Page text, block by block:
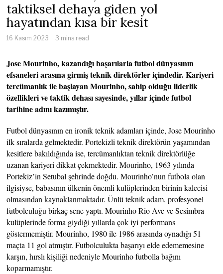
taktiksel dehaya giden yol
hayatından kısa bir kesit
16 Kasım 2023 3 mins read
Jose Mourinho, kazandığı başarılarla futbol dünyasının
efsaneleri arasına girmiş teknik direktörler içindedir. Kariyeri
tercümanlık ile başlayan Mourinho, sahip olduğu liderlik
özellikleri ve taktik dehası sayesinde, yıllar içinde futbol
tarihine adını kazımıştır.
Futbol dünyasının en ironik teknik adamları içinde, Jose Mourinho
ilk sıralarda gelmektedir. Portekizli teknik direktörün yaşamından
kesitlere bakıldığında ise, tercümanlıktan teknik direktörlüğe
uzanan kariyeri dikkat çekmektedir. Mourinho, 1963 yılında
Portekiz’in Setubal şehrinde doğdu. Mourinho’nun futbola olan
ilgisiyse, babasının ülkenin önemli kulüplerinden birinin kalecisi
olmasından kaynaklanmaktadır. Ünlü teknik adam, profesyonel
futbolculuğu birkaç sene yaptı. Mourinho Rio Ave ve Sesimbra
kulüplerinde forma giydiği yıllarda çok iyi performans
göstermemiştir. Mourinho, 1980 ile 1986 arasında oynadığı 51
maçta 11 gol atmıştır. Futbolculukta başarıyı elde edememesine
karşın, hırslı kişiliği nedeniyle Mourinho futbolla bağını
koparmamıştır.